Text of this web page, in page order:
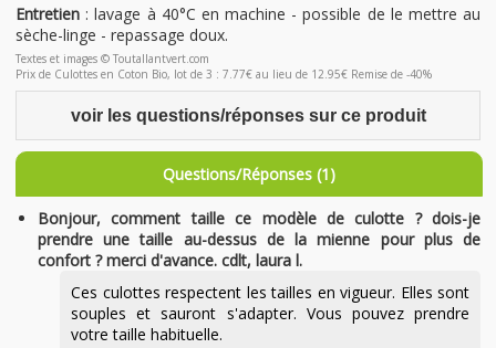
Entretien : lavage à 40°C en machine - possible de le mettre au
sèche-linge - repassage doux.
Textes et images © Toutallantvert.com
Prix de Culottes en Coton Bio, lot de 3 : 7.77€ au lieu de 12.95€ Remise de -40%
voir les questions/réponses sur ce produit
Questions/Réponses (1)
Bonjour, comment taille ce modèle de culotte ? dois-je
prendre une taille au-dessus de la mienne pour plus de
confort ? merci d'avance. cdlt, laura l.
Ces culottes respectent les tailles en vigueur. Elles sont
souples et sauront s'adapter. Vous pouvez prendre
votre taille habituelle.